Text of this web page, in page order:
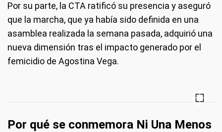
Por su parte, la CTA ratificó su presencia y aseguró
que la marcha, que ya había sido definida en una
asamblea realizada la semana pasada, adquirió una
nueva dimensión tras el impacto generado por el
femicidio de Agostina Vega.
Por qué se conmemora Ni Una Menos